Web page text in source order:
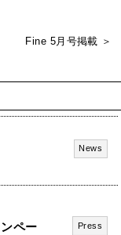
Fine 5月号掲載 ＞
News
ペー
Press